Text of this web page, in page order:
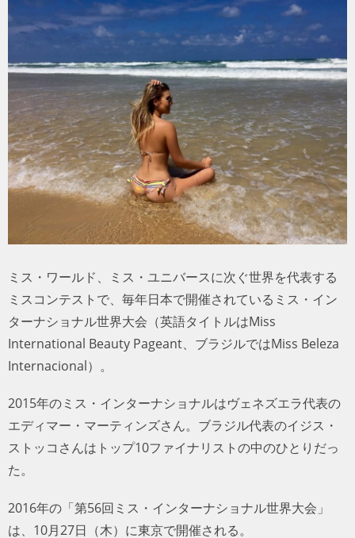
グルメ
サッカー
PEOPLE
ビジネス
コラム
ミス・ワールド、ミス・ユニバースに次ぐ世界を代表する
ミスコンテストで、毎年日本で開催されているミス・イン
ターナショナル世界大会（英語タイトルはMiss
International Beauty Pageant、ブラジルではMiss Beleza
Internacional）。
2015年のミス・インターナショナルはヴェネズエラ代表の
エディマー・マーティンズさん。ブラジル代表のイジス・
ストッコさんはトップ10ファイナリストの中のひとりだっ
た。
2016年の「第56回ミス・インターナショナル世界大会」
は、10月27日（木）に東京で開催される。